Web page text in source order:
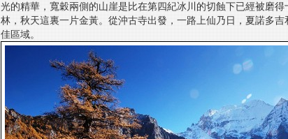
光的精華，寬穀兩側的山崖是比在第四紀冰川的切蝕下已經被磨
林，秋天這裏一片金黃。從沖古寺出發，一路上仙乃日，夏諾多
佳區域。